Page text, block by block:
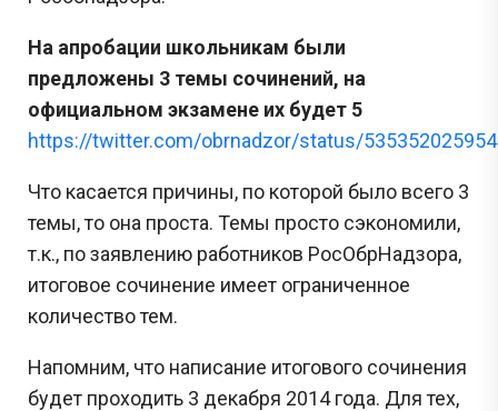
На апробации школьникам были
предложены 3 темы сочинений, на
официальном экзамене их будет 5
https://twitter.com/obrnadzor/status/
Что касается причины, по которой было всего 3
темы, то она проста. Темы просто сэкономили,
т.к., по заявлению работников РосОбрНадзора,
итоговое сочинение имеет ограниченное
количество тем.
Напомним, что написание итогового сочинения
будет проходить 3 декабря 2014 года. Для тех,